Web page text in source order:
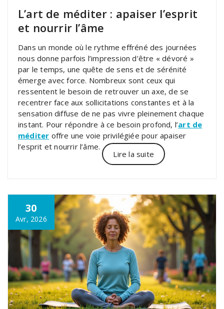
L’art de méditer : apaiser l’esprit
et nourrir l’âme
Dans un monde où le rythme effréné des journées
nous donne parfois l’impression d’être « dévoré »
par le temps, une quête de sens et de sérénité
émerge avec force. Nombreux sont ceux qui
ressentent le besoin de retrouver un axe, de se
recentrer face aux sollicitations constantes et à la
sensation diffuse de ne pas vivre pleinement chaque
instant. Pour répondre à ce besoin profond, l’art de
méditer offre une voie privilégiée pour apaiser
l’esprit et nourrir l’âme.
Lire la suite
30
Avr, 2026